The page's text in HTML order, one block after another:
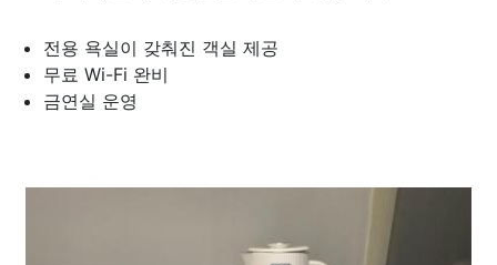
전용 욕실이 갖춰진 객실 제공
무료 Wi-Fi 완비
금연실 운영